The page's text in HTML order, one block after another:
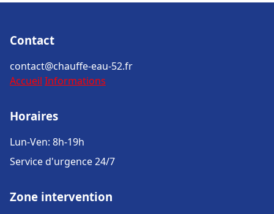
Contact
contact@chauffe-eau-52.fr
Accueil Informations
Horaires
Lun-Ven: 8h-19h
Service d'urgence 24/7
Zone intervention